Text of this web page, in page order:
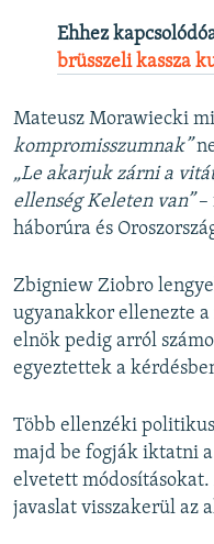
Ehhez
brüsszeli kassza
Mateusz Morawiecki
kompromisszumnak”
„Le akarjuk zárni a
ellenség Keleten van” –
háborúra és
Zbigniew Ziobro
ugyanakkor ellenezte
elnök pedig arról
egyeztettek a
Több ellenzéki
majd be fogják iktatni
elvetett
javaslat visszakerül az